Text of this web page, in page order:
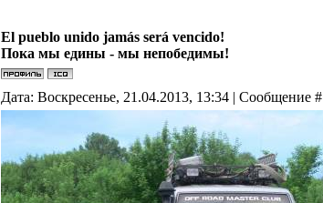
El pueblo unido jamás será vencido!
Пока мы едины - мы непобедимы!
Дата: Воскресенье, 21.04.2013, 13:34 | Сообщение #